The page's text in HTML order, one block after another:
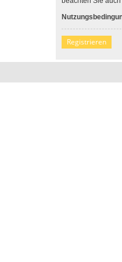
Registrieren